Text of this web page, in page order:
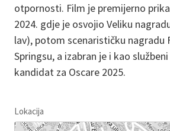
otpornosti. Film je premijerno
2024. gdje je osvojio Veliku
lav), potom scenarističku nagradu
Springsu, a izabran je i kao
kandidat za Oscare 2025.
Lokacija